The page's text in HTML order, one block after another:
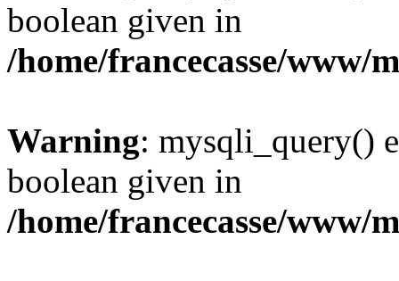
boolean given in
/home/francecasse/www/
Warning: mysqli_query()
boolean given in
/home/francecasse/www/